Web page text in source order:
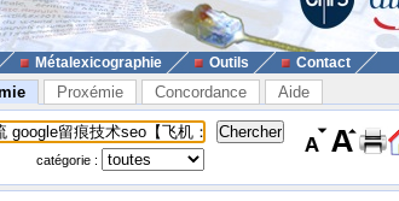
Métalexicographie Outils Contact
Proxémie Concordance Aide
catégorie :